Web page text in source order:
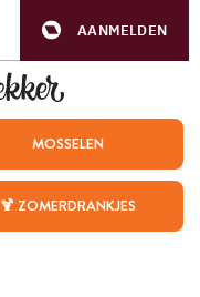
AANMELDEN
MOSSELEN
🍹 ZOMERDRANKJES